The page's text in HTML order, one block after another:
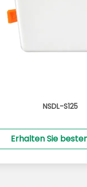
NSDL-S125
Erhalten Sie